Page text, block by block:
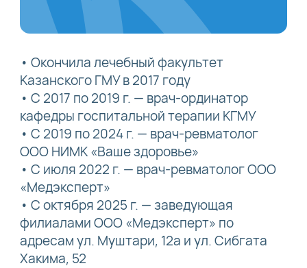
• Окончила лечебный факультет
Казанского ГМУ в 2017 году
• С 2017 по 2019 г. — врач-ординатор
кафедры госпитальной терапии КГМУ
• С 2019 по 2024 г. — врач-ревматолог
ООО НИМК «Ваше здоровье»
• С июля 2022 г. — врач-ревматолог ООО
«Медэксперт»
• С октября 2025 г. — заведующая
филиалами ООО «Медэксперт» по
адресам ул. Муштари, 12а и ул. Сибгата
Хакима, 52